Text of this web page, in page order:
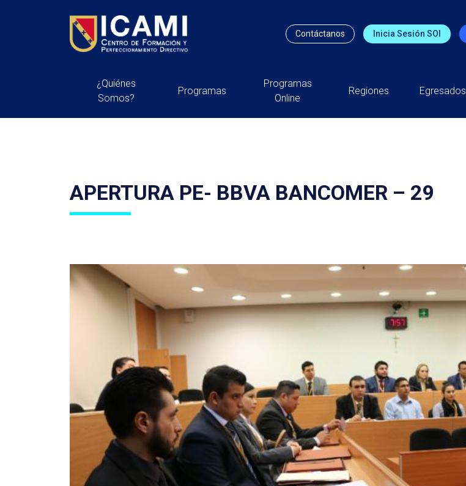
Contáctanos Inicia Sesión SOI
¿Quiénes
Somos?
Programas
Programas
Online
Regiones Egresados
APERTURA PE- BBVA BANCOMER – 29